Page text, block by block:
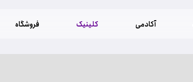
آکادمی کلینیک فروشگاه